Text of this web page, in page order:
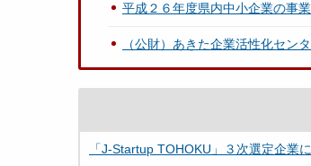
平成２６年度県内中小企業の事
（公財）あきた企業活性化セン
「J-Startup TOHOKU」３次選定企業